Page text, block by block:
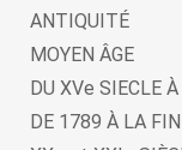
ANTIQUITÉ
MOYEN ÂGE
DU XVe SIECLE
DE 1789 À LA